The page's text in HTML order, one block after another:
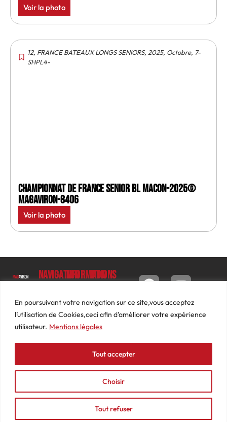
En poursuivant votre navigation sur ce site,vous acceptez
l’utilisation de Cookies,ceci afin d'améliorer votre expérience
utilisateur. Mentions légales
Choisir
Tout refuser
Tout accepter
Voir la photo
12, FRANCE BATEAUX LONGS SENIORS, 2025, Octobre, 7-
SHPL4-
Championnat de France senior BL Macon-2025©
MagAviron-8406
Voir la photo
Luc
Barbier
69640
74
87
contact@mediasaviron.fr
Navigation
Le
Magazine
Photos
Actualités
Podcasts
Informations
Conditions
générales
de ventes
Mentions
légales
Mon
Tableau
de bord
Commandes
Adresses
Détails
du
compte